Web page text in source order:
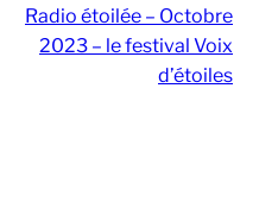
Radio étoilée – Octobre
2023 – le festival Voix
d’étoiles